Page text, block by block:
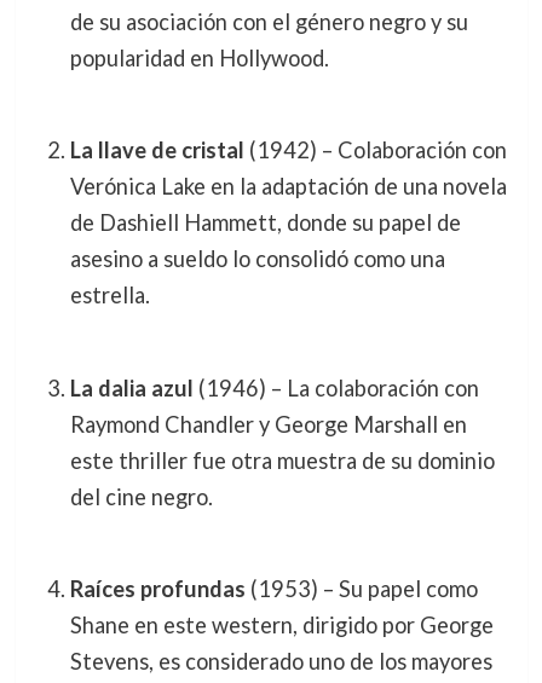
de su asociación con el género negro y su
popularidad en Hollywood.
La llave de cristal (1942) – Colaboración con
Verónica Lake en la adaptación de una novela
de Dashiell Hammett, donde su papel de
asesino a sueldo lo consolidó como una
estrella.
La dalia azul (1946) – La colaboración con
Raymond Chandler y George Marshall en
este thriller fue otra muestra de su dominio
del cine negro.
Raíces profundas (1953) – Su papel como
Shane en este western, dirigido por George
Stevens, es considerado uno de los mayores